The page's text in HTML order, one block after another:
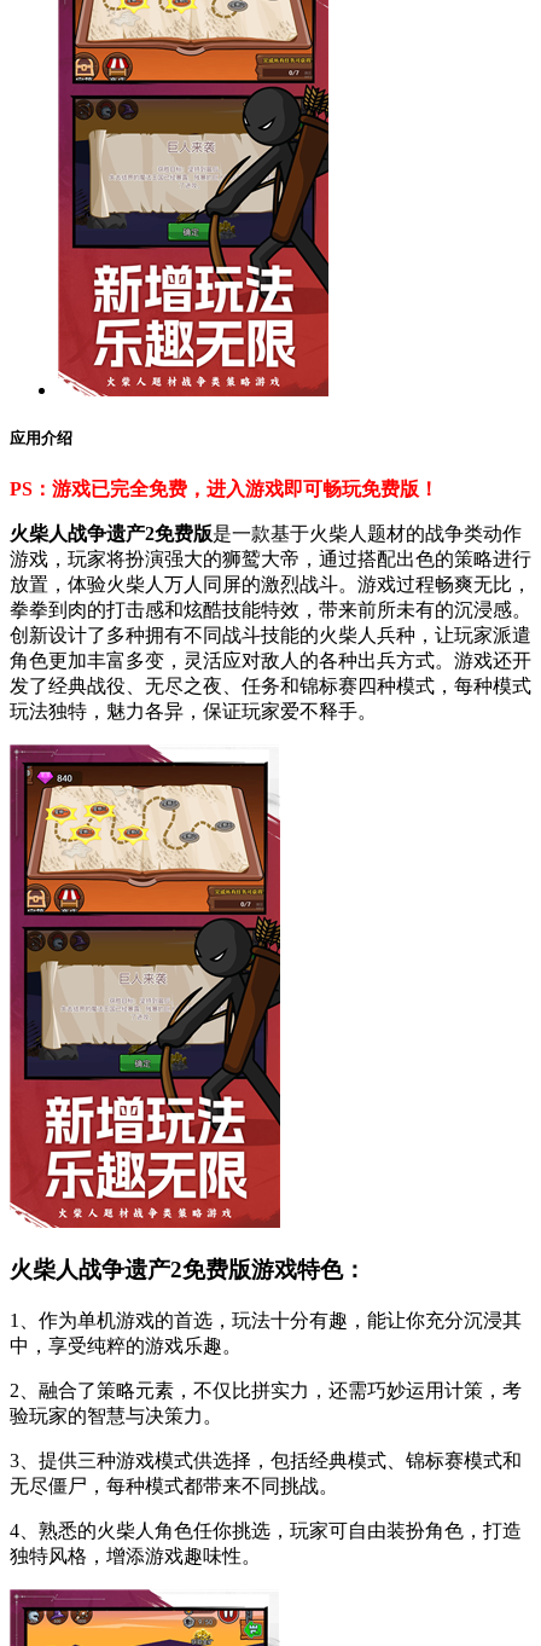
应用介绍
PS：游戏已完全免费，进入游戏即可畅玩免费版！
火柴人战争遗产2免费版是一款基于火柴人题材的战争类动作
游戏，玩家将扮演强大的狮鹫大帝，通过搭配出色的策略进行
放置，体验火柴人万人同屏的激烈战斗。游戏过程畅爽无比，
拳拳到肉的打击感和炫酷技能特效，带来前所未有的沉浸感。
创新设计了多种拥有不同战斗技能的火柴人兵种，让玩家派遣
角色更加丰富多变，灵活应对敌人的各种出兵方式。游戏还开
发了经典战役、无尽之夜、任务和锦标赛四种模式，每种模式
玩法独特，魅力各异，保证玩家爱不释手。
火柴人战争遗产2免费版游戏特色：
1、作为单机游戏的首选，玩法十分有趣，能让你充分沉浸其
中，享受纯粹的游戏乐趣。
2、融合了策略元素，不仅比拼实力，还需巧妙运用计策，考
验玩家的智慧与决策力。
3、提供三种游戏模式供选择，包括经典模式、锦标赛模式和
无尽僵尸，每种模式都带来不同挑战。
4、熟悉的火柴人角色任你挑选，玩家可自由装扮角色，打造
独特风格，增添游戏趣味性。